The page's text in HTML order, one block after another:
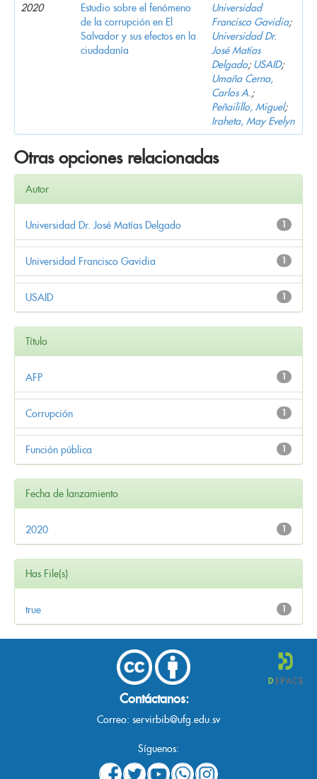
2020
Estudio sobre el fenómeno
de la corrupción en El
Salvador y sus efectos en la
ciudadanía
Universidad
Francisco Gavidia;
Universidad Dr.
José Matías
Delgado; USAID;
Umaña Cerna,
Carlos A.;
Peñailillo, Miguel;
Iraheta, May Evelyn
Otras opciones relacionadas
Autor
1
Universidad Dr. José Matías Delgado
1
Universidad Francisco Gavidia
1
USAID
Título
1
AFP
1
Corrupción
1
Función pública
Fecha de lanzamiento
1
2020
Has File(s)
1
true
Contáctanos:
Correo: servirbib@ufg.edu.sv
Síguenos: